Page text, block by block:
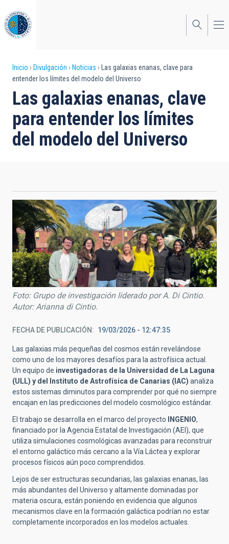
al
contenido
principal
Sobrescribir
enlaces
de
ayuda
a
Inicio Divulgación Noticias
Las galaxias enanas, clave para
entender los límites del modelo del Universo
Las galaxias enanas, clave
para entender los límites
del modelo del Universo
Foto: Grupo de investigación liderado por A. Di Cintio.
Autor: Arianna di Cintio.
FECHA DE PUBLICACIÓN 19/03/2026 - 12:47:35
Las galaxias más pequeñas del cosmos están revelándose
como uno de los mayores desafíos para la astrofísica actual.
Un equipo de investigadoras de la Universidad de La Laguna
(ULL) y del Instituto de Astrofísica de Canarias (IAC) analiza
estos sistemas diminutos para comprender por qué no siempre
encajan en las predicciones del modelo cosmológico estándar.
El trabajo se desarrolla en el marco del proyecto INGENIO,
financiado por la Agencia Estatal de Investigación (AEI), que
utiliza simulaciones cosmológicas avanzadas para reconstruir
el entorno galáctico más cercano a la Vía Láctea y explorar
procesos físicos aún poco comprendidos.
Lejos de ser estructuras secundarias, las galaxias enanas, las
más abundantes del Universo y altamente dominadas por
materia oscura, están poniendo en evidencia que algunos
mecanismos clave en la formación galáctica podrían no estar
completamente incorporados en los modelos actuales.